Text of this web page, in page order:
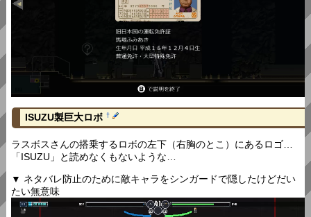
ISUZU製巨大ロボ †
ラスボスさんの搭乗するロボの左下（右胸のとこ）にあるロゴ…
「ISUZU」と読めなくもないような…
▼ ネタバレ防止のために敵キャラをシンガードで隠したけどだい
たい無意味